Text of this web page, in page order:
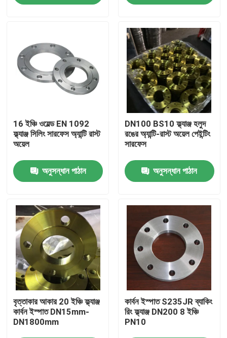
বাড়ি
পণ্য
কারখানা ভ্রমণ
মান নিয়ন্ত্রণ
আমাদের সাথে যোগাযোগ করুন
উদ্ধৃতির জন্য আবেদন
ইস্পাত পাইপ ফ্ল্যাঞ্জ
DIN পাইপ ফ্ল্যাঞ্জ
16 ইঞ্চি ওয়েল্ড EN 1092
ফ্ল্যাঞ্জ সিলিং সারফেস অ্যান্টি রাস্ট
অয়েল
অনুসন্ধান পাঠান
DN100 BS10 ফ্ল্যাঞ্জ হলুদ
রঙের অ্যান্টি-রাস্ট অয়েল পেইন্টিং
সারফেস
অনুসন্ধান পাঠান
বৃত্তাকার আকার 20 ইঞ্চি ফ্ল্যাঞ্জ
কার্বন ইস্পাত DN15mm-
DN1800mm
কার্বন ইস্পাত S235JR ব্যাকিং
রিং ফ্ল্যাঞ্জ DN200 8 ইঞ্চি
PN10